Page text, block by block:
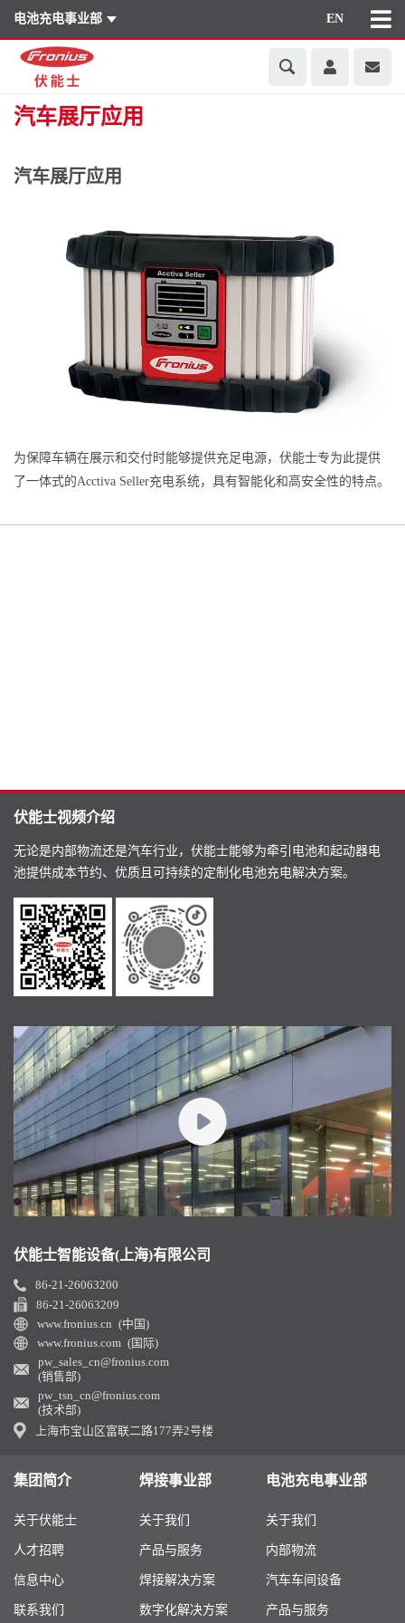
电池充电事业部 EN
汽车展厅应用
汽车展厅应用
为保障车辆在展示和交付时能够提供充足电源，伏能士专为此提供
了一体式的Acctiva Seller充电系统，具有智能化和高安全性的特点。
伏能士视频介绍
无论是内部物流还是汽车行业，伏能士能够为牵引电池和起动器电
池提供成本节约、优质且可持续的定制化电池充电解决方案。
伏能士智能设备(上海)有限公司
86-21-26063200
86-21-26063209
www.fronius.cn (中国)
www.fronius.com (国际)
pw_sales_cn@fronius.com
(销售部)
pw_tsn_cn@fronius.com
(技术部)
上海市宝山区富联二路177弄2号楼
集团简介
关于伏能士
人才招聘
信息中心
联系我们
焊接事业部
关于我们
产品与服务
焊接解决方案
数字化解决方案
电池充电事业部
关于我们
内部物流
汽车车间设备
产品与服务